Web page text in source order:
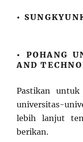
•
• POHANG
AND
Pastikan
universitas-
lebih lanjut
berikan.